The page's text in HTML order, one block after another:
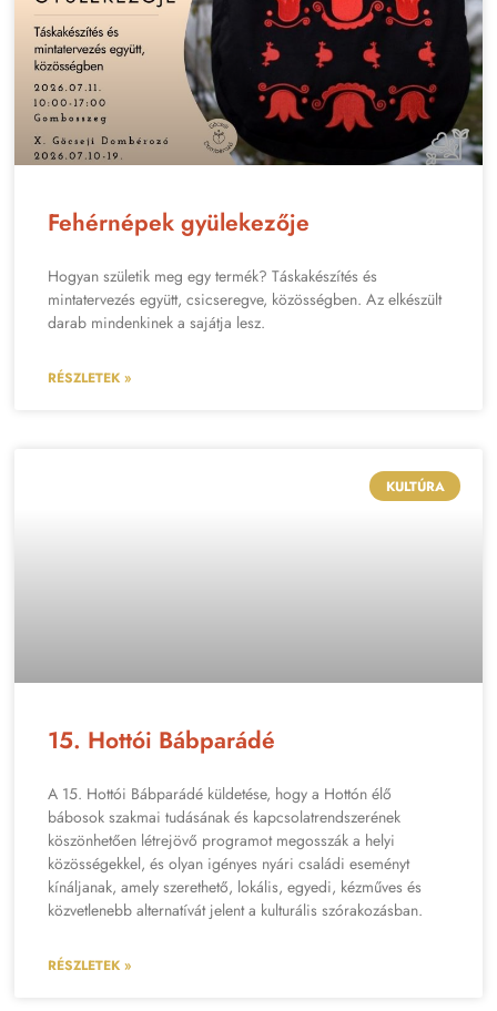
Fehérnépek gyülekezője
Hogyan születik meg egy termék? Táskakészítés és
mintatervezés együtt, csicseregve, közösségben. Az elkészült
darab mindenkinek a sajátja lesz.
RÉSZLETEK »
KULTÚRA
15. Hottói Bábparádé
A 15. Hottói Bábparádé küldetése, hogy a Hottón élő
bábosok szakmai tudásának és kapcsolatrendszerének
köszönhetően létrejövő programot megosszák a helyi
közösségekkel, és olyan igényes nyári családi eseményt
kínáljanak, amely szerethető, lokális, egyedi, kézműves és
közvetlenebb alternatívát jelent a kulturális szórakozásban.
RÉSZLETEK »